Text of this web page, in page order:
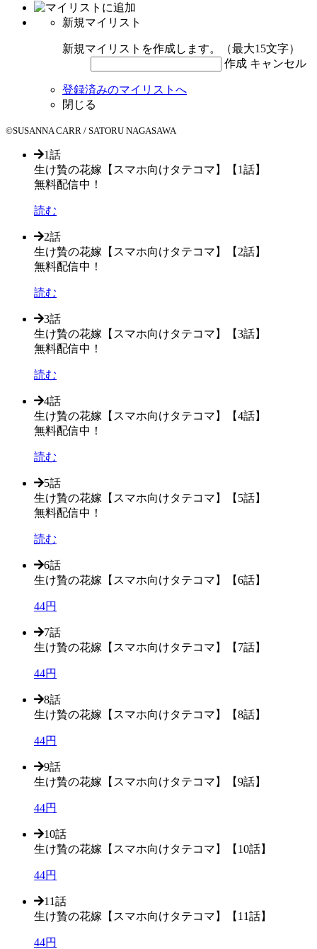
新規マイリスト
新規マイリストを作成します。（最大15文字）
作成 キャンセル
登録済みのマイリストへ
閉じる
©SUSANNA CARR / SATORU NAGASAWA
1話
生け贄の花嫁【スマホ向けタテコマ】【1話】
無料配信中！
読む
2話
生け贄の花嫁【スマホ向けタテコマ】【2話】
無料配信中！
読む
3話
生け贄の花嫁【スマホ向けタテコマ】【3話】
無料配信中！
読む
4話
生け贄の花嫁【スマホ向けタテコマ】【4話】
無料配信中！
読む
5話
生け贄の花嫁【スマホ向けタテコマ】【5話】
無料配信中！
読む
6話
生け贄の花嫁【スマホ向けタテコマ】【6話】
44円
7話
生け贄の花嫁【スマホ向けタテコマ】【7話】
44円
8話
生け贄の花嫁【スマホ向けタテコマ】【8話】
44円
9話
生け贄の花嫁【スマホ向けタテコマ】【9話】
44円
10話
生け贄の花嫁【スマホ向けタテコマ】【10話】
44円
11話
生け贄の花嫁【スマホ向けタテコマ】【11話】
44円